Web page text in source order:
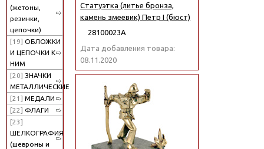
(жетоны,
резинки,
цепочки)
[19] ОБЛОЖКИ
И ЦЕПОЧКИ К
НИМ
[20] ЗНАЧКИ
МЕТАЛЛИЧЕСКИЕ
[21] МЕДАЛИ
[22] ФЛАГИ
[23]
ШЕЛКОГРАФИЯ
(шевроны и
Статуэтка (литье бронза,
камень змеевик) Петр I (бюст)
28100023А
Дата добавления товара:
08.11.2020